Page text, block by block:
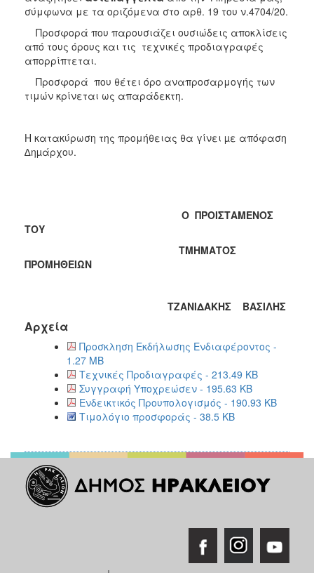
σύμφωνα με τα οριζόμενα στο αρθ. 19 του ν.4704/20.
Προσφορά που παρουσιάζει ουσιώδεις αποκλίσεις
από τους όρους και τις τεχνικές προδιαγραφές
απορρίπτεται.
Προσφορά που θέτει όρο αναπροσαρμογής των
τιμών κρίνεται ως απαράδεκτη.
Η κατακύρωση της προμήθειας θα γίνει µε απόφαση
∆ηµάρχου.
Ο ΠΡΟΙΣΤΑΜΕΝΟΣ
ΤΟΥ
ΤΜΗΜΑΤΟΣ
ΠΡΟΜΗΘΕΙΩΝ
ΤΖΑΝΙΔΑΚΗΣ ΒΑΣΙΛΗΣ
Αρχεία
Προσκληση Εκδήλωσης Ενδιαφέροντος -
1.27 MB
Τεχνικές Προδιαγραφές - 213.49 KB
Συγγραφή Υποχρεώσεν - 195.63 KB
Ενδεικτικός Προυπολογισμός - 190.93 KB
Τιμολόγιο προσφοράς - 38.5 KB